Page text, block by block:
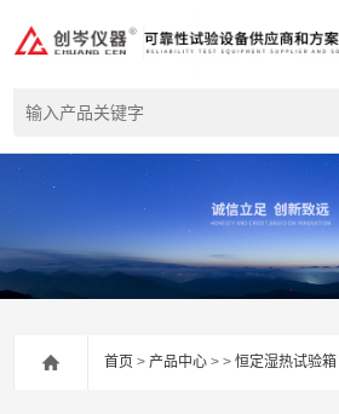
首页 >产品中心 > >恒定湿热试验箱